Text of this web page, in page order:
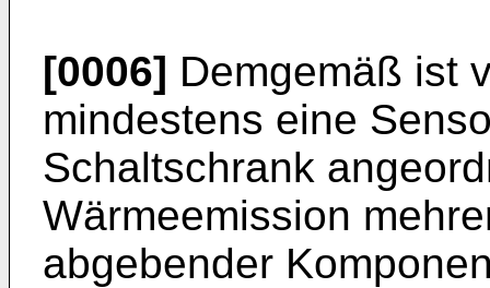
[0006] Demgemäß ist
mindestens eine
Schaltschrank
Wärmeemission
abgebender